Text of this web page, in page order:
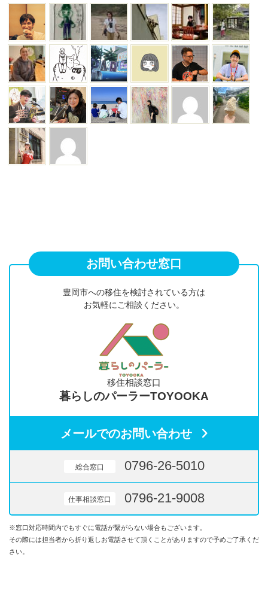
お問い合わせ窓口
豊岡市への移住を検討されている方は
お気軽にご相談ください。
移住相談窓口
暮らしのパーラーTOYOOKA
メールでのお問い合わせ
総合窓口 0796-26-5010
仕事相談窓口 0796-21-9008
※窓口対応時間内でもすぐに電話が繋がらない場合もございます。
その際には担当者から折り返しお電話させて頂くことがありますので予めご了承くだ
さい。